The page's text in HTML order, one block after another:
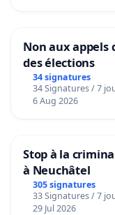
Non aux appels
des élections
34 signatures
34 Signatures / 7
6 Aug 2026
Stop à la
à Neuchâtel
305 signatures
33 Signatures / 7
29 Jul 2026